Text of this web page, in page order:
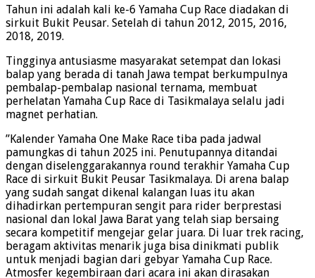
Tahun ini adalah kali ke-6 Yamaha Cup Race diadakan di
sirkuit Bukit Peusar. Setelah di tahun 2012, 2015, 2016,
2018, 2019.
Tingginya antusiasme masyarakat setempat dan lokasi
balap yang berada di tanah Jawa tempat berkumpulnya
pembalap-pembalap nasional ternama, membuat
perhelatan Yamaha Cup Race di Tasikmalaya selalu jadi
magnet perhatian.
”Kalender Yamaha One Make Race tiba pada jadwal
pamungkas di tahun 2025 ini. Penutupannya ditandai
dengan diselenggarakannya round terakhir Yamaha Cup
Race di sirkuit Bukit Peusar Tasikmalaya. Di arena balap
yang sudah sangat dikenal kalangan luas itu akan
dihadirkan pertempuran sengit para rider berprestasi
nasional dan lokal Jawa Barat yang telah siap bersaing
secara kompetitif mengejar gelar juara. Di luar trek racing,
beragam aktivitas menarik juga bisa dinikmati publik
untuk menjadi bagian dari gebyar Yamaha Cup Race.
Atmosfer kegembiraan dari acara ini akan dirasakan